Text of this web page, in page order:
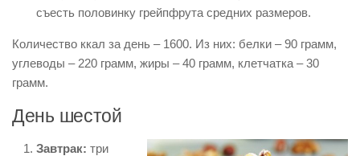
съесть половинку грейпфрута средних размеров.
Количество ккал за день – 1600. Из них: белки – 90 грамм,
углеводы – 220 грамм, жиры – 40 грамм, клетчатка – 30
грамм.
День шестой
Завтрак: три